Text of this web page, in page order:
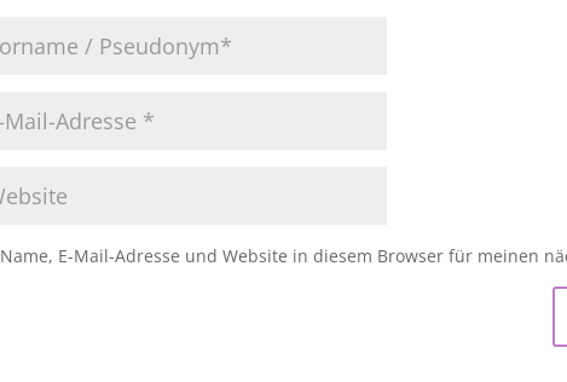
Name, E-Mail-Adresse und Website in diesem Browser für meinen